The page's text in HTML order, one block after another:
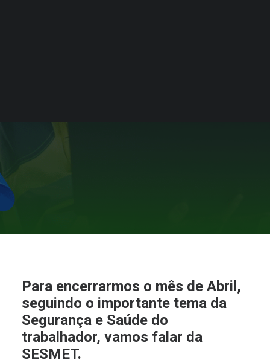
Para encerrarmos o mês de Abril,
seguindo o importante tema da
Segurança e Saúde do
trabalhador, vamos falar da
SESMET.